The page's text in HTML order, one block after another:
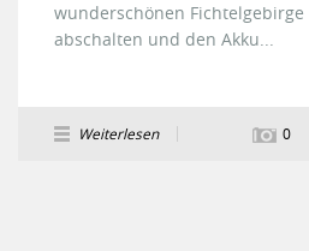
wunderschönen Fichtelgebirge
abschalten und den Akku...
Weiterlesen 0